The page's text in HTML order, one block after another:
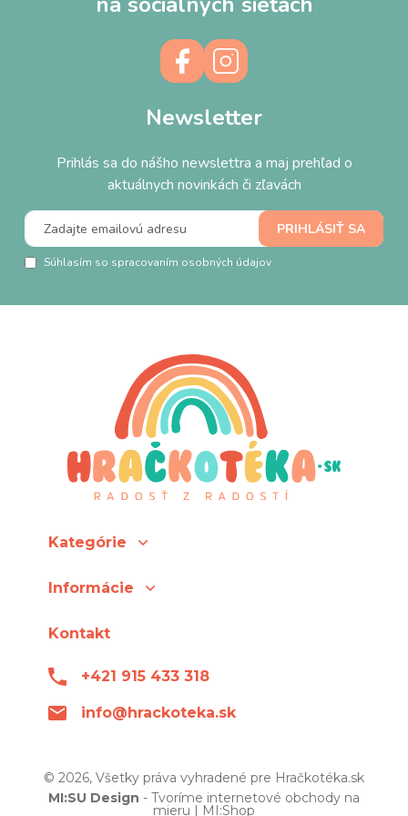
Newsletter
Prihlás sa do nášho newslettra a maj prehľad o
aktuálnych novinkách či zľavách
Súhlasím so spracovaním osobných údajov
Kategórie
Informácie
Kontakt
+421 915 433 318
info@hrackoteka.sk
© 2026, Všetky práva vyhradené pre Hračkotéka.sk
MI:SU Design - Tvoríme internetové obchody na
mieru | MI:Shop